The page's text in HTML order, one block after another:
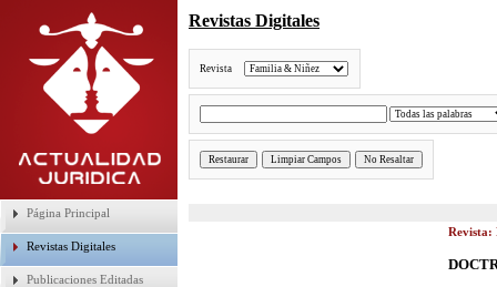
Página Principal
Revistas Digitales
Publicaciones Editadas
Revistas Digitales
Revista
Revista: